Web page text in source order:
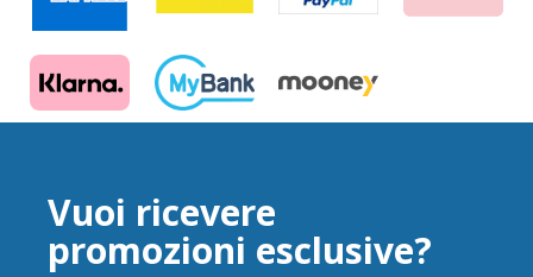
Vuoi ricevere
promozioni esclusive?